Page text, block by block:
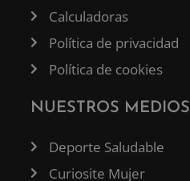
Calculadoras
Política de privacidad
Política de cookies
NUESTROS MEDIOS
Deporte Saludable
Curiosite Mujer